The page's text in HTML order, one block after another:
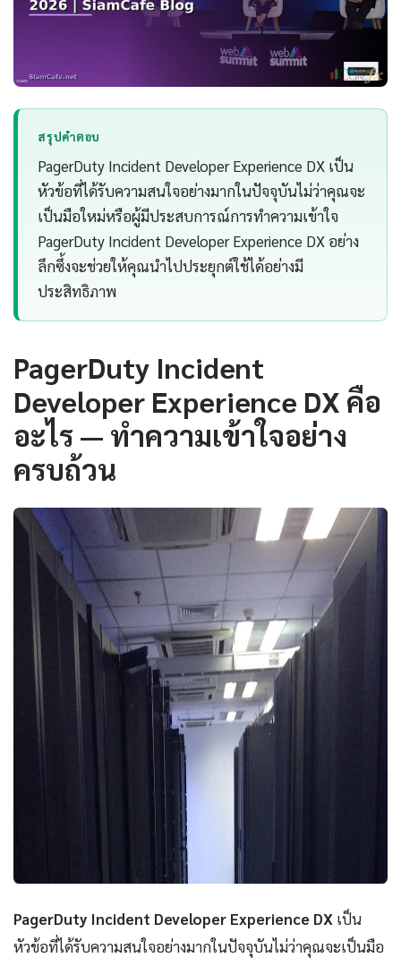
สรุปคำตอบ
PagerDuty Incident Developer Experience DX เป็น
หัวข้อที่ได้รับความสนใจอย่างมากในปัจจุบันไม่ว่าคุณจะ
เป็นมือใหม่หรือผู้มีประสบการณ์การทำความเข้าใจ
PagerDuty Incident Developer Experience DX อย่าง
ลึกซึ้งจะช่วยให้คุณนำไปประยุกต์ใช้ได้อย่างมี
ประสิทธิภาพ
PagerDuty Incident
Developer Experience DX คือ
อะไร — ทำความเข้าใจอย่าง
ครบถ้วน
PagerDuty Incident Developer Experience DX เป็น
หัวข้อที่ได้รับความสนใจอย่างมากในปัจจุบันไม่ว่าคุณจะเป็นมือ